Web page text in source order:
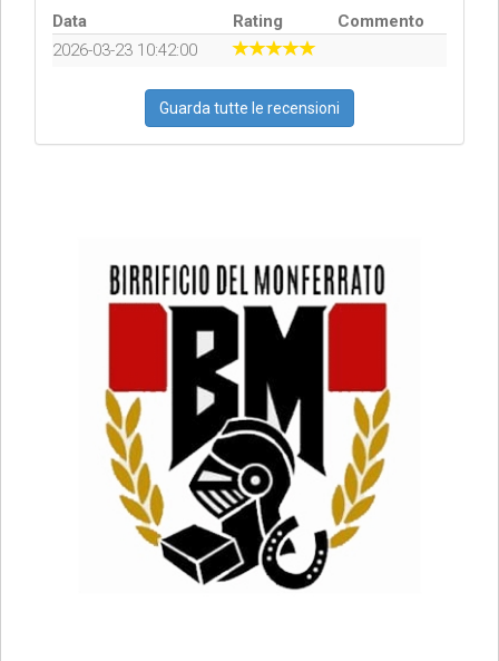
Data Rating
Commento
2026-03-23 10:42:00
Guarda tutte le recensioni